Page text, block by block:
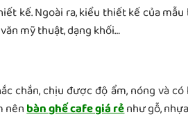
kế. Ngoài ra, kiểu thiết kế của mẫu
mỹ thuật, dạng khối…
chắn, chịu được độ ẩm, nóng và có
nênbàn ghế cafe giá rẻnhư gỗ,